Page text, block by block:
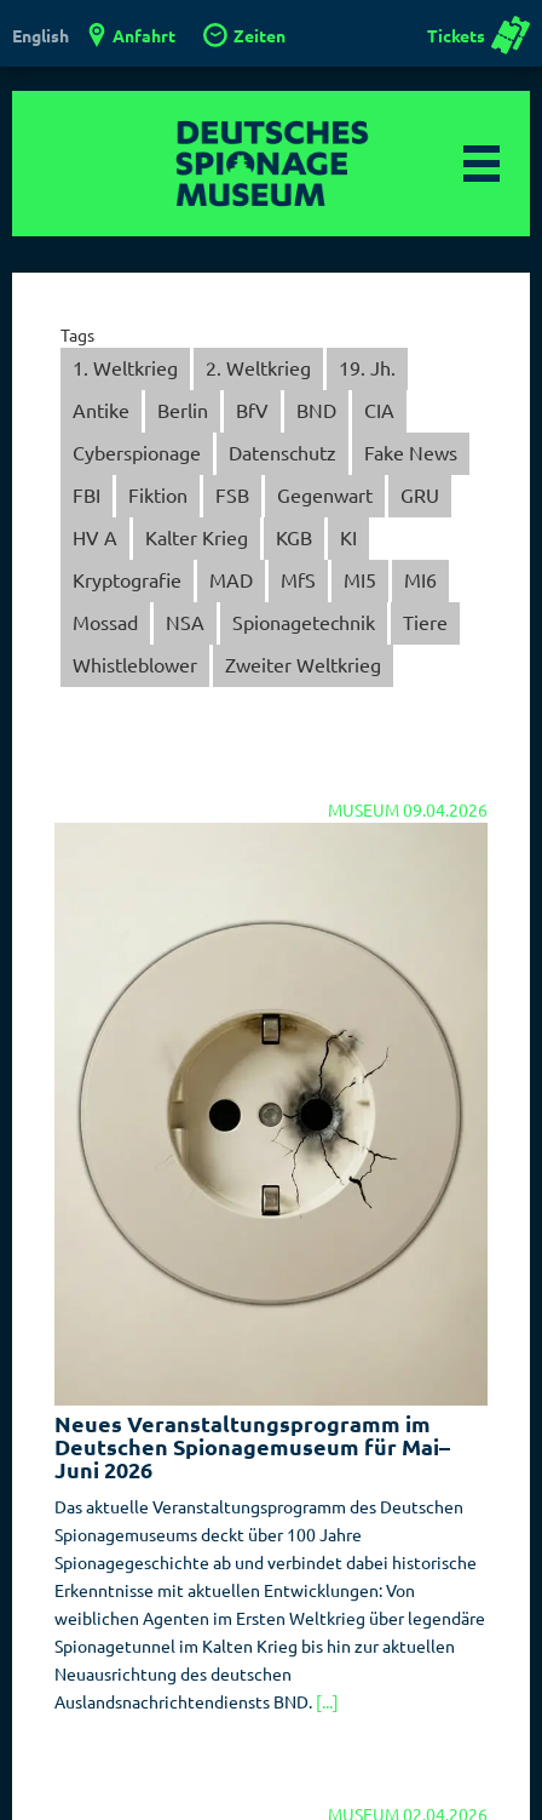
English Anfahrt Zeiten Tickets
Tags
1. Weltkrieg 2. Weltkrieg
19. Jh.
Antike
Berlin BfV BND
CIA
Cyberspionage
Datenschutz
Fake News
FBI
Fiktion FSB Gegenwart
GRU
HV A
Kalter Krieg KGB
KI
Kryptografie
MAD MfS MI5
MI6
Mossad
NSA Spionagetechnik
Tiere
Whistleblower
Zweiter Weltkrieg
MUSEUM09.04.2026
Neues Veranstaltungsprogramm im
Deutschen Spionagemuseum für Mai–
Juni 2026
Das aktuelle Veranstaltungsprogramm des Deutschen
Spionagemuseums deckt über 100 Jahre
Spionagegeschichte ab und verbindet dabei historische
Erkenntnisse mit aktuellen Entwicklungen: Von
weiblichen Agenten im Ersten Weltkrieg über legendäre
Spionagetunnel im Kalten Krieg bis hin zur aktuellen
Neuausrichtung des deutschen
Auslandsnachrichtendiensts BND. [...]
MUSEUM02.04.2026